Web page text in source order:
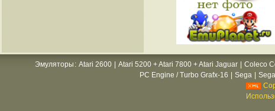
Эмуляторы : Atari 2600 Atari 5200 + Atari 7800 + Atari Jaguar Coleco
PC Engine / Turbo Grafx-16
Sega